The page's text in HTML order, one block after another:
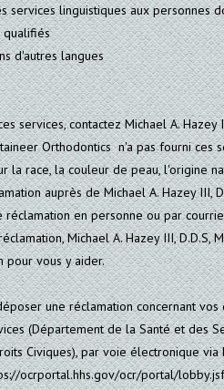
linguistiques aux personnes
d'autres langues
services, contactez Michael A. Hazey
Orthodontics n'a pas fourni ces
la race, la couleur de peau, l'origine
auprès de Michael A. Hazey III,
en personne ou par
Michael A. Hazey III, D.D.S,
pour vous y aider.
une réclamation concernant
(Département de la Santé et des
Civiques), par voie électronique
ocrportal.hhs.gov/ocr/portal/